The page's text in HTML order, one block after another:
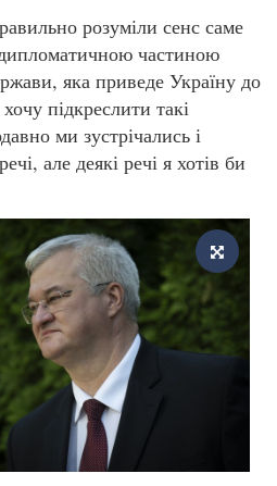
розуміли сенс саме
частиною
яка приведе Україну до
підкреслити такі
ми зустрічались і
але деякі речі я хотів би